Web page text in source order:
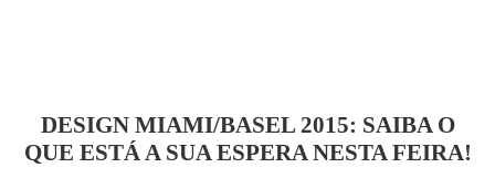
DESIGN MIAMI/BASEL 2015: SAIBA O
QUE ESTÁ A SUA ESPERA NESTA FEIRA!